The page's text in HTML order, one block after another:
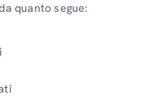
quanto segue: